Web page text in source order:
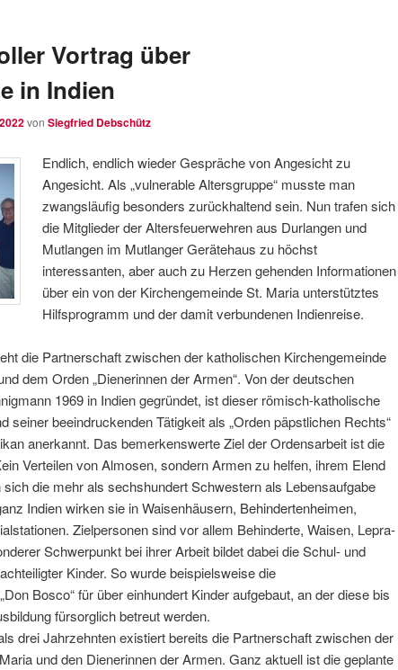
Vortrag über
in Indien
von Siegfried Debschütz
Endlich, endlich wieder Gespräche von Angesicht zu
Angesicht. Als „vulnerable Altersgruppe“ musste man
zwangsläufig besonders zurückhaltend sein. Nun trafen sich
die Mitglieder der Altersfeuerwehren aus Durlangen und
Mutlangen im Mutlanger Gerätehaus zu höchst
interessanten, aber auch zu Herzen gehenden Informationen
über ein von der Kirchengemeinde St. Maria unterstütztes
Hilfsprogramm und der damit verbundenen Indienreise.
die Partnerschaft zwischen der katholischen Kirchengemeinde
dem Orden „Dienerinnen der Armen“. Von der deutschen
1969 in Indien gegründet, ist dieser römisch-katholische
seiner beeindruckenden Tätigkeit als „Orden päpstlichen Rechts“
anerkannt. Das bemerkenswerte Ziel der Ordensarbeit ist die
Verteilen von Almosen, sondern Armen zu helfen, ihrem Elend
die mehr als sechshundert Schwestern als Lebensaufgabe
Indien wirken sie in Waisenhäusern, Behindertenheimen,
Zielpersonen sind vor allem Behinderte, Waisen, Lepra-
Schwerpunkt bei ihrer Arbeit bildet dabei die Schul- und
Kinder. So wurde beispielsweise die
Bosco“ für über einhundert Kinder aufgebaut, an der diese bis
fürsorglich betreut werden.
drei Jahrzehnten existiert bereits die Partnerschaft zwischen der
und den Dienerinnen der Armen. Ganz aktuell ist die geplante